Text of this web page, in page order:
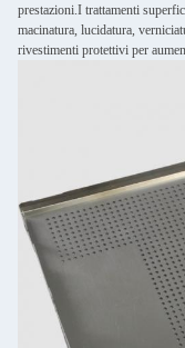
prestazioni.I trattamenti
macinatura, lucidatura,
rivestimenti protettivi per